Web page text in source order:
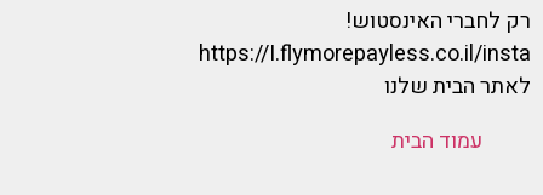
רק לחברי האינסטוש!
https://I.flymorepayless.co.il/insta
לאתר הבית שלנו
עמוד הבית